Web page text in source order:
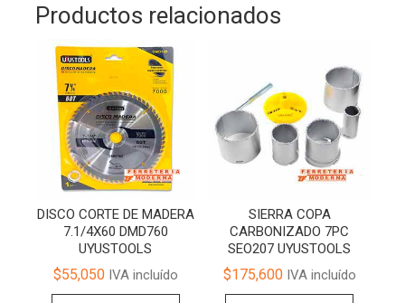
Productos relacionados
DISCO CORTE DE MADERA
7.1/4X60 DMD760
UYUSTOOLS
$55,050IVA incluído
SIERRA COPA
CARBONIZADO 7PC
SEO207 UYUSTOOLS
$175,600IVA incluído